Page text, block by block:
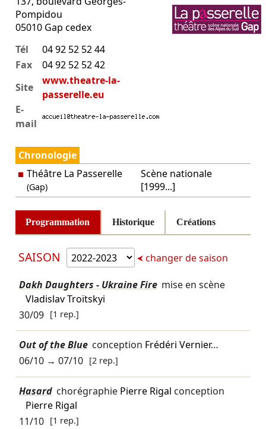
Pompidou
05010 Gap cedex
Tél
04 92 52 52 44
Fax
04 92 52 52 42
Site
www.theatre-la-
passerelle.eu
E-
mail
Chronologie
Théâtre La Passerelle
(Gap)
Scène nationale
[1999...]
Programmation Historique Créations
SAISON changer de saison
Dakh Daughters - Ukraine Fire mise en scène
Vladislav Troïtskyi
30/09 [1 rep.]
Out of the Blue conception Frédéri Vernier…
06/10→ 07/10 [2 rep.]
Hasard chorégraphie Pierre Rigal conception
Pierre Rigal
11/10 [1 rep.]